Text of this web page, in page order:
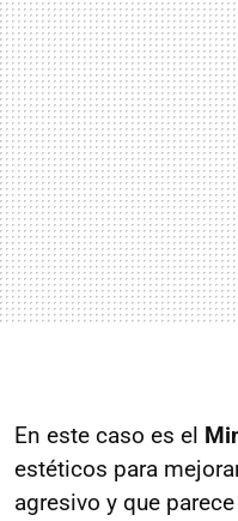
En este caso es el
estéticos para
agresivo y que